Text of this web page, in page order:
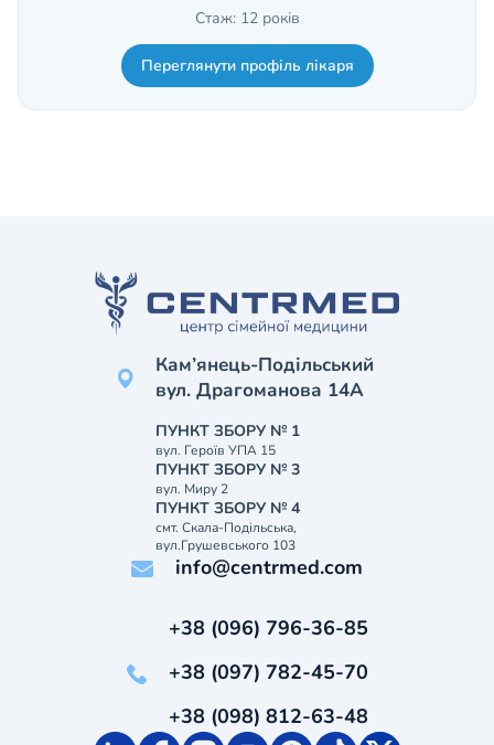
Стаж: 12 років
Переглянути профіль лікаря
Кам’янець-Подільський
вул. Драгоманова 14А
ПУНКТ ЗБОРУ № 1
вул. Героїв УПА 15
ПУНКТ ЗБОРУ № 3
вул. Миру 2
ПУНКТ ЗБОРУ № 4
смт. Скала-Подільська,
вул.Грушевського 103
info@centrmed.com
+38 (096) 796-36-85
+38 (097) 782-45-70
+38 (098) 812-63-48